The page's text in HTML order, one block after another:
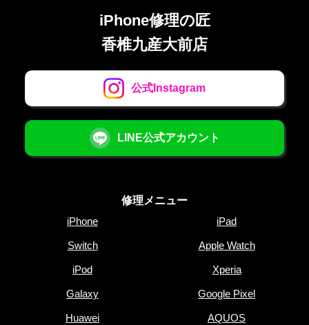
iPhone修理の匠
香椎九産大前店
公式Instagram
LINE公式アカウント
修理メニュー
iPhone
iPad
Switch Apple Watch
iPod Xperia
Galaxy Google Pixel
Huawei AQUOS